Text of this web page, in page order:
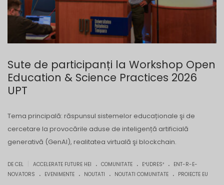
Sute de participanți la Workshop Open
Education & Science Practices 2026
UPT
Tema principală: răspunsul sistemelor educaționale şi de
cercetare la provocările aduse de inteligență artificială
generativă (GenAI), realitatea virtuală şi blockchain.
DE CEL ACCELERATE FUTURE HEI . COMUNITATE . E³UDRES² . ENT-R-E-
NOVATORS
. EVENIMENTE . NOUTATI . NOUTATI COMUNITATE . PROIECTE EU